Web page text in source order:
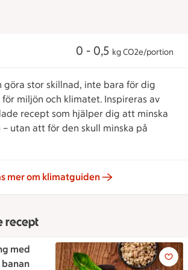
0 - 0,5 kg CO2e/portion
göra stor skillnad, inte bara för dig
miljön och klimatet. Inspireras av
recept som hjälper dig att minska
utan att för den skull minska på
mer om klimatguiden
recept
med
Gratinerad kyckling med